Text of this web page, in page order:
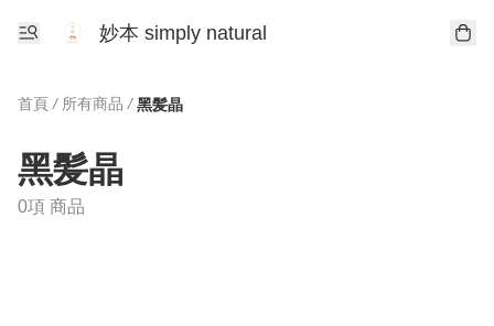
妙本 simply natural
首頁 / 所有商品 / 黑髪晶
黑髪晶
0項 商品